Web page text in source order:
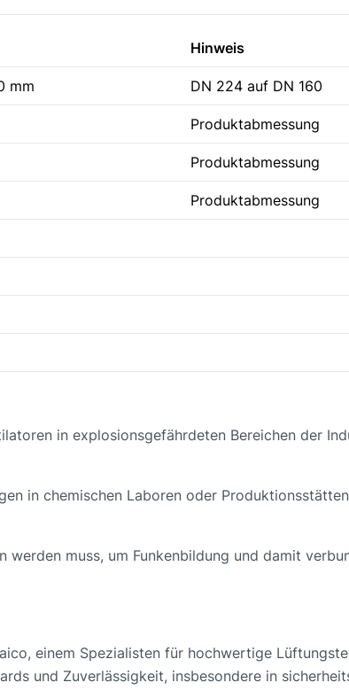
Hinweis
mm DN 224 auf DN 160
Produktabmessung
Produktabmessung
Produktabmessung
in explosionsgefährdeten Bereichen der
in chemischen Laboren oder
muss, um Funkenbildung und damit
einem Spezialisten für hochwertige
und Zuverlässigkeit, insbesondere in